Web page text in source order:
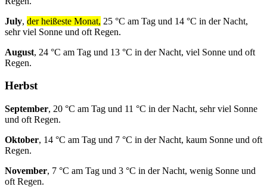
July, der heißeste Monat, 25 °C am Tag und 14 °C in der Nacht,
sehr viel Sonne und oft Regen.
August, 24 °C am Tag und 13 °C in der Nacht, viel Sonne und oft
Regen.
Herbst
September, 20 °C am Tag und 11 °C in der Nacht, sehr viel Sonne
und oft Regen.
Oktober, 14 °C am Tag und 7 °C in der Nacht, kaum Sonne und oft
Regen.
November, 7 °C am Tag und 3 °C in der Nacht, wenig Sonne und
oft Regen.